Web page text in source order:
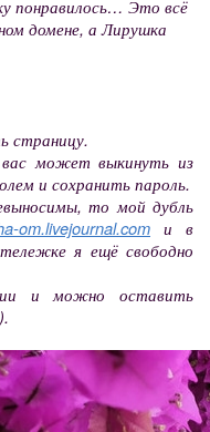
понравилось… Это всё
домене, а Лирушка
страницу.
может выкинуть из
и сохранить пароль.
то мой дубль
om.livejournal.com и в
я ещё свободно
и можно оставить